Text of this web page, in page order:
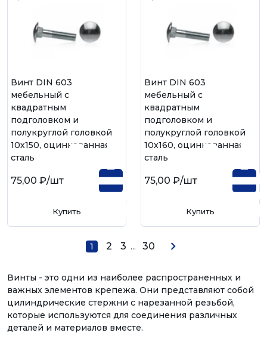
Винт DIN 603
мебельный с
квадратным
подголовком и
полукруглой головкой
10х150, оцинкованная
сталь
75,00 ₽/шт
Купить
Винт DIN 603
мебельный с
квадратным
подголовком и
полукруглой головкой
10х160, оцинкованная
сталь
75,00 ₽/шт
Купить
1 2 3 ... 30
Винты - это одни из наиболее распространенных и
важных элементов крепежа. Они представляют собой
цилиндрические стержни с нарезанной резьбой,
которые используются для соединения различных
деталей и материалов вместе.